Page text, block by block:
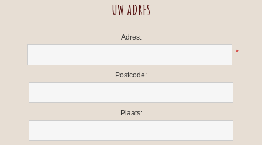
UW ADRES
Adres:
*
Postcode:
Plaats: